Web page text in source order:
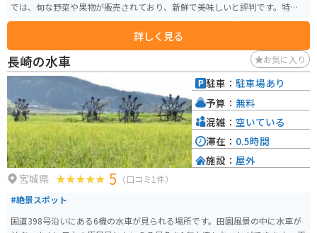
では、旬な野菜や果物が販売されており、新鮮で美味しいと評判です。特
に、夏には甘くてみずみずしいスイカが人気です。また、併設されているレ
ストランでは、地元産の食材を使った料理を楽しむことができます。 バイク
で訪れる場合、道の駅には広い駐車場が完備されているため安心です。ツー
リングの休憩場所として利用するのも良いでしょう。道の駅から少し足を延
ばせば、鳴子温泉郷や鬼首温泉郷など、温泉地としても有名なエリアがあり
ます。日帰り温泉施設も充実しているので、ツーリングの疲れを癒やすこと
ができます。 道の駅 路田里はなやまは、地元の人々とのふれあいや、自然豊
かな景色を楽しむことができる場所です。宮城県を訪れた際には、ぜひ立ち
寄ってみてください。
詳しく見る
長崎の水車 お気に入り
宮城県 5 （口コミ1件）
#絶景スポット
国道398号沿いにある6機の水車が見られる場所です。田園風景の中に水車が
駐車： 駐車場あり
予算： 無料
混雑： 空いている
滞在： 0.5時間
施設： 屋外